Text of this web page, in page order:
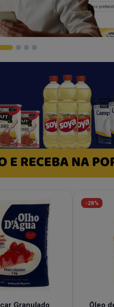
Granulado
-28%
Óleo